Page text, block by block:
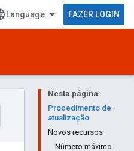
FAZER LOGIN
Nesta página
Procedimento de
atualização
Novos recursos
Número máximo